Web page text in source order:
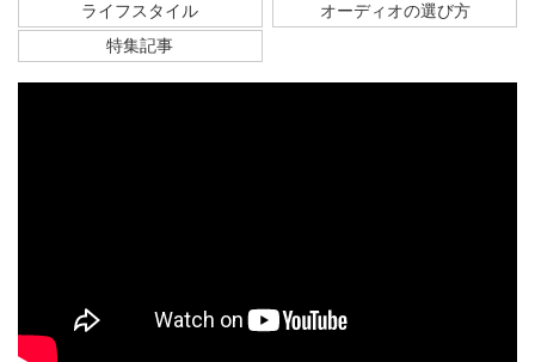
ライフスタイル
オーディオの選び方
特集記事